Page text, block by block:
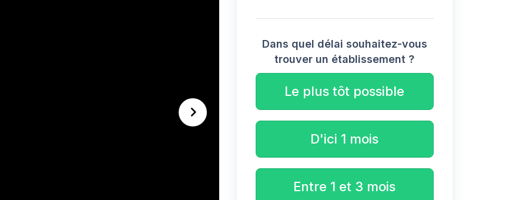
Dans quel délai souhaitez-vous
trouver un établissement ?
Le plus tôt possible
D'ici 1 mois
Entre 1 et 3 mois